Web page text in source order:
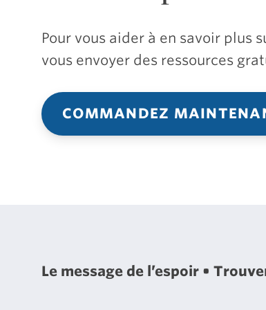
Pour vous aider à en savoir plus
vous envoyer des ressources
COMMANDEZ
Le message de l’espoir